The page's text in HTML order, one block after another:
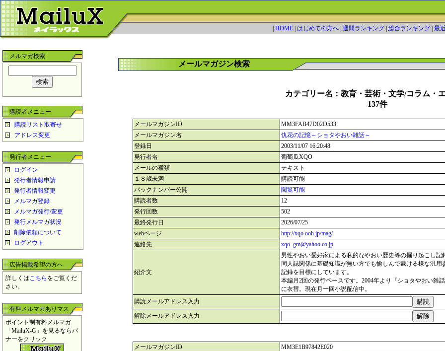
HOME はじめての方へ 週間ランキング 総合ランキング 最
メルマガ検索
購読者メニュー
購読リスト取寄せ
アドレス変更
発行者メニュー
ログイン
発行者情報申請
発行者情報変更
メルマガ登録
メルマガ発行/変更
発行メルマガ状況
削除依頼について
ログアウト
広告掲載希望の方へ
詳しくはこちら をご覧くだ
さい。
有料メルマガありマス
ポイント制有料メルマガ
「MailuX-G」を見るならバ
ナーをクリック
メールマガジン検索
カテゴリー名：教育・芸術・文学/コラム・
137件
メールマガジンID
MM3FAB47D02D533
メールマガジン名
仇花の記憶～ショタやおい雑話～
登録日
2003/11/07 16:20:48
発行者名
葡萄瓜XQO
メールの種類
テキスト
１８歳未満
購読可能
バックナンバー公開
閲覧可能
購読者数
12
発行回数
502
最終発行日
2026/07/25
webページ
http://xqo.ooh.jp/mag/
連絡先
xqo_gm@yahoo.co.jp
紹介文
男性やおい愛好家による私的なやおい歴史等の掘り起こし記
同人誌関係に基礎知識が無い方でも愉しんで戴ける様な汎用
記録を目標にしています。
本編月2回の発行ペースです。2004年より『ショタやおい雑
に衣替。現在月一回小説配信中。
購読メールアドレス入力
解除メールアドレス入力
メールマガジンID
MM3E1B97842E020